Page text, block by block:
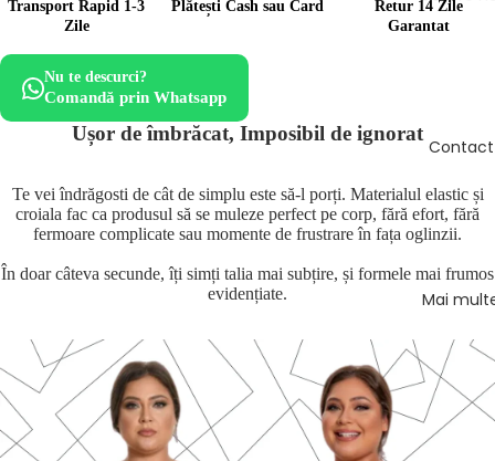
Contact
Mai
Transport Rapid 1-3
Zile
Plătești Cash sau Card
Retur 14 Zile
Garantat
Nu te descurci?
Comandă prin Whatsapp
Ușor de îmbrăcat, Imposibil de ignorat
Te vei îndrăgosti de cât de simplu este să-l porți. Materialul elastic și
croiala fac ca produsul să se muleze perfect pe corp, fără efort, fără
fermoare complicate sau momente de frustrare în fața oglinzii.
În doar câteva secunde, îți simți talia mai subțire, și formele mai frumos
evidențiate.